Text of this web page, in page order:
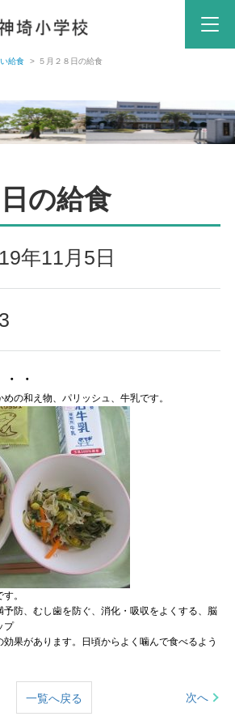
給食 > ５月２８日の給食
の給食
年11月5日
・
の和え物、パリッシュ、牛乳です。
。
防、むし歯を防ぐ、消化・吸収をよくする、脳
プ
果があります。日頃からよく噛んで食べるよう
一覧へ戻る 次へ